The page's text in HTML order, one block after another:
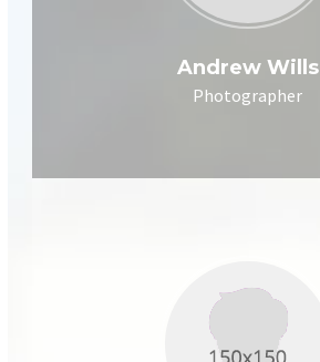
Andrew Wills
Photographer